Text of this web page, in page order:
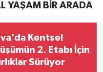
YAŞAM BİR ARADA
Kentsel
2. Etabı İçin
Sürüyor